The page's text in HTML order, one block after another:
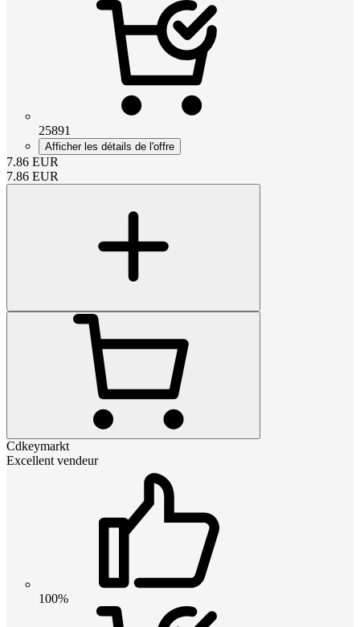
25891
Afficher les détails de l'offre
7.86 EUR
7.86 EUR
Cdkeymarkt
Excellent vendeur
100%